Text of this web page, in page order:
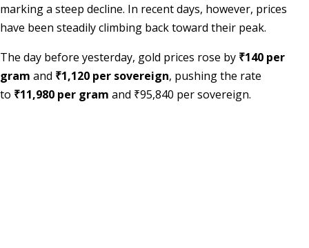
marking a steep decline. In recent days, however, prices
have been steadily climbing back toward their peak.
The day before yesterday, gold prices rose by ₹140 per
gram and ₹1,120 per sovereign, pushing the rate
to ₹11,980 per gram and ₹95,840 per sovereign.